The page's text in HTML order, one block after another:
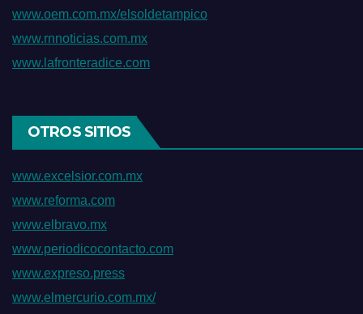
www.oem.com.mx/elsoldetampico
www.rnnoticias.com.mx
www.lafronteradice.com
OTROS SITIOS
www.excelsior.com.mx
www.reforma.com
www.elbravo.mx
www.periodicocontacto.com
www.expreso.press
www.elmercurio.com.mx/